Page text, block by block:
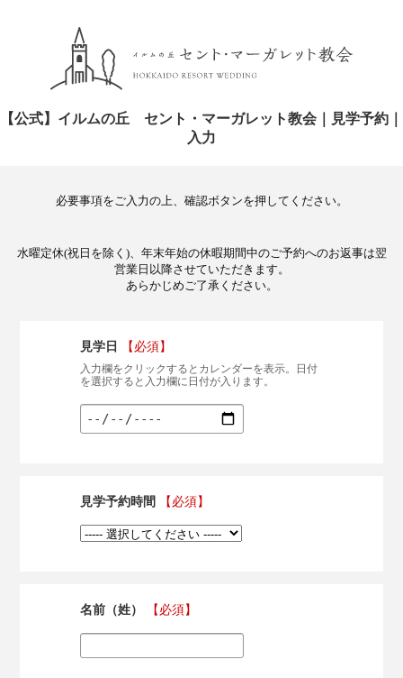
【公式】イルムの丘 セント・マーガレット教会｜見学予約｜
入力
必要事項をご入力の上、確認ボタンを押してください。
水曜定休(祝日を除く)、年末年始の休暇期間中のご予約へのお返事は翌
営業日以降させていただきます。
あらかじめご了承ください。
見学日 【必須】
入力欄をクリックするとカレンダーを表示。日付
を選択すると入力欄に日付が入ります。
見学予約時間 【必須】
名前（姓） 【必須】